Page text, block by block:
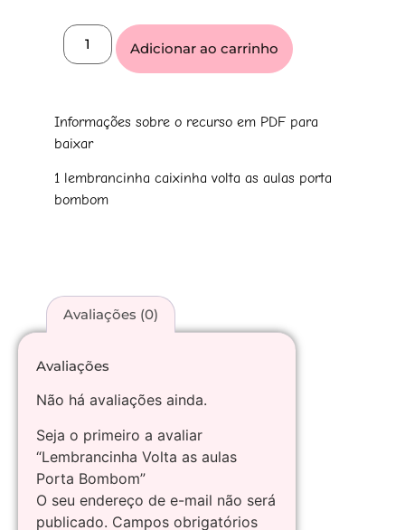
Adicionar ao carrinho
Informações sobre o recurso em PDF para
baixar
1 lembrancinha caixinha volta as aulas porta
bombom
Avaliações (0)
Avaliações
Não há avaliações ainda.
Seja o primeiro a avaliar
“Lembrancinha Volta as aulas
Porta Bombom”
O seu endereço de e-mail não será
publicado. Campos obrigatórios